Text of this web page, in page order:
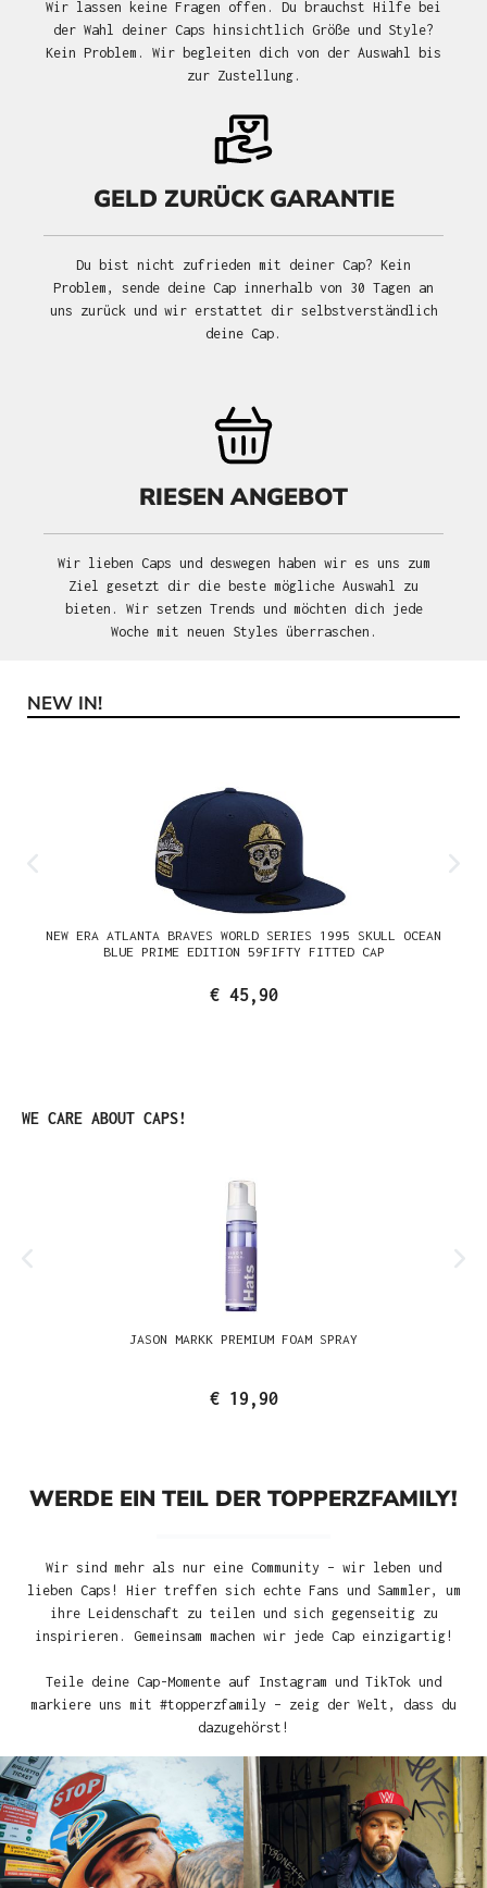
Wir lassen keine Fragen offen. Du brauchst Hilfe bei
der Wahl deiner Caps hinsichtlich Größe und Style?
Kein Problem. Wir begleiten dich von der Auswahl bis
zur Zustellung.
GELD ZURÜCK GARANTIE
Du bist nicht zufrieden mit deiner Cap? Kein
Problem, sende deine Cap innerhalb von 30 Tagen an
uns zurück und wir erstattet dir selbstverständlich
deine Cap.
RIESEN ANGEBOT
Wir lieben Caps und deswegen haben wir es uns zum
Ziel gesetzt dir die beste mögliche Auswahl zu
bieten. Wir setzen Trends und möchten dich jede
Woche mit neuen Styles überraschen.
Produktgalerie überspringen
NEW IN!
NEW ERA ATLANTA BRAVES WORLD SERIES 1995 SKULL OCEAN
BLUE PRIME EDITION 59FIFTY FITTED CAP
€ 45,90
Produktgalerie überspringen
WE CARE ABOUT CAPS!
JASON MARKK PREMIUM FOAM SPRAY
€ 19,90
WERDE EIN TEIL DER TOPPERZFAMILY!
Wir sind mehr als nur eine Community – wir leben und
lieben Caps! Hier treffen sich echte Fans und Sammler, um
ihre Leidenschaft zu teilen und sich gegenseitig zu
inspirieren. Gemeinsam machen wir jede Cap einzigartig!
Teile deine Cap-Momente auf Instagram und TikTok und
markiere uns mit #topperzfamily – zeig der Welt, dass du
dazugehörst!